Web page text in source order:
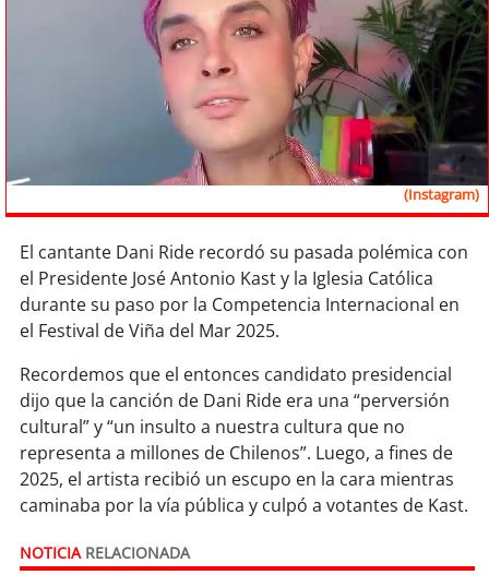
Sostenibilidad
soycalama
soyantofagasta
soycopiapó
soyvalparaíso
soy quillota
soy sanantonio
(Instagram)
El cantante Dani Ride recordó su pasada polémica con
el Presidente José Antonio Kast y la Iglesia Católica
durante su paso por la Competencia Internacional en
el Festival de Viña del Mar 2025.
Recordemos que el entonces candidato presidencial
dijo que la canción de Dani Ride era una “perversión
cultural” y “un insulto a nuestra cultura que no
representa a millones de Chilenos”. Luego, a fines de
2025, el artista recibió un escupo en la cara mientras
caminaba por la vía pública y culpó a votantes de Kast.
NOTICIARELACIONADA